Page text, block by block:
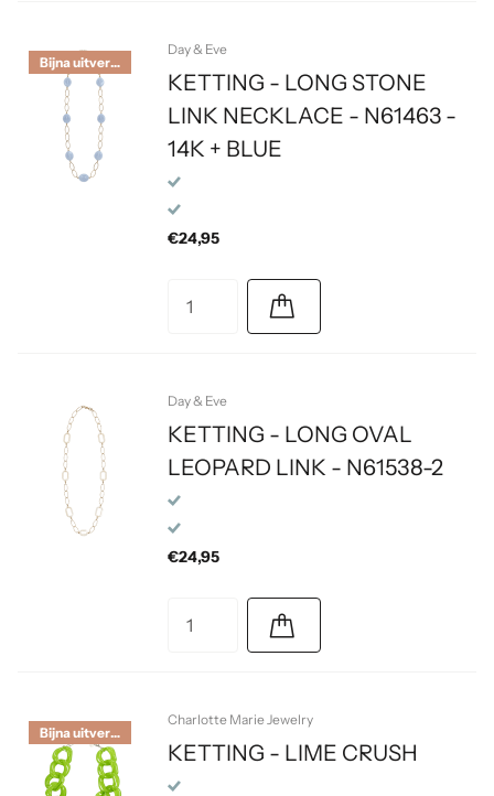
Bijna uitverkocht
Day & Eve
KETTING - LONG STONE
LINK NECKLACE - N61463 -
14K + BLUE
€24,95
Day & Eve
KETTING - LONG OVAL
LEOPARD LINK - N61538-2
€24,95
Bijna uitverkocht
Charlotte Marie Jewelry
KETTING - LIME CRUSH